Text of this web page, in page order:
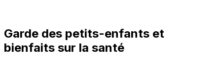
Garde des petits-enfants et
bienfaits sur la santé